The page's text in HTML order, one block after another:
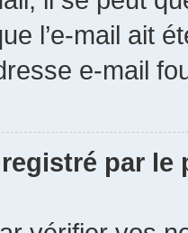
l’e-mail ait
e-mail
par le